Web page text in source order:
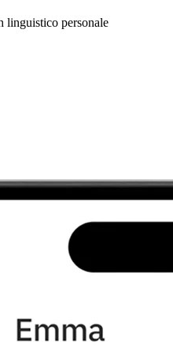
linguistico personale